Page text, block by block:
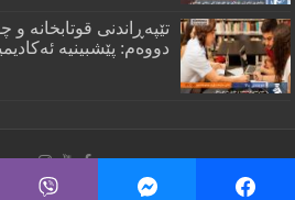
تێپەڕاندنی قوتابخانە
دووەم: پێشبینیە